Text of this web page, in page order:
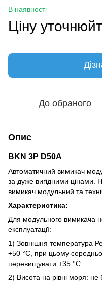
В наявності
Ціну
До обраного
Опис
BKN 3P D50A
Автоматичний вимикач
за дуже вигідними цінами.
вимикач модульний та
Характеристика:
Для модульного вимикача
експлуатації:
1) Зовнішня температура
+50 °C, при цьому
перевищувати +35 °C.
2) Висота на рівні моря: не